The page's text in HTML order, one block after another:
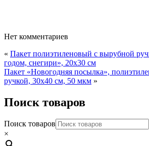
Нет комментариев
« Пакет полиэтиленовый с вырубной
годом, снегири», 20х30 см
Пакет «Новогодняя посылка»,
ручкой, 30х40 см, 50 мкм »
Поиск товаров
Поиск товаров
×